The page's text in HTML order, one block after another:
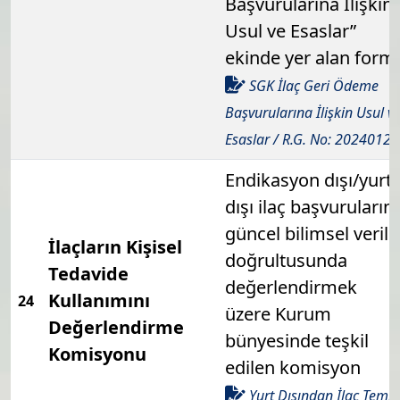
Usul ve Esaslar”
ekinde yer alan form
SGK İlaç Geri Ödeme
Başvurularına İlişkin Usul ve
Esaslar / R.G. No: 20240122
24
İlaçların Kişisel
Tedavide
Kullanımını
Değerlendirme
Komisyonu
Endikasyon dışı/yurt
dışı ilaç başvurularını
güncel bilimsel
doğrultusunda
değerlendirmek
üzere Kurum
bünyesinde teşkil
edilen komisyon
Yurt Dışından İlaç